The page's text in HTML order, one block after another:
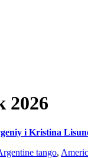
2026
i Kristina
tango,